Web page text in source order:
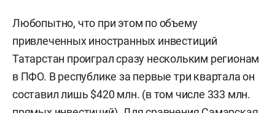
Любопытно, что при этом по объему
привлеченных иностранных инвестиций
Татарстан проиграл сразу нескольким регионам
в ПФО. В республике за первые три квартала он
составил лишь $420 млн. (в том числе 333 млн.